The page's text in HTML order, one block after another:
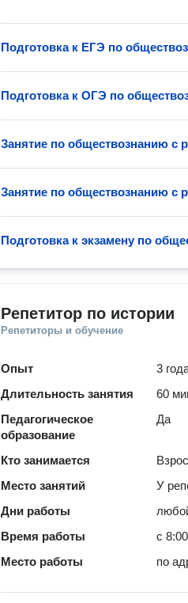
Подготовка к ЕГЭ по
Подготовка к ОГЭ по
Занятие по обществознанию с
Занятие по обществознанию с
Подготовка к экзамену по
Репетитор по истории
Репетиторы и обучение
Опыт
3
Длительность занятия
60
Педагогическое
образование
Да
Кто занимается
Место занятий
У
Дни работы
Время работы
с
Место работы
по